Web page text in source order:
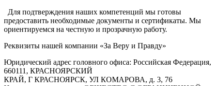
Для подтверждения наших компетенций мы готовы
предоставить необходимые документы и сертификаты. Мы
ориентируемся на честную и прозрачную работу.
Реквизиты нашей компании «За Веру и Правду»
Юридический адрес головного офиса: Российская Федерация,
660111, КРАСНОЯРСКИЙ
КРАЙ, Г КРАСНОЯРСК, УЛ КОМАРОВА, д. 3, 76